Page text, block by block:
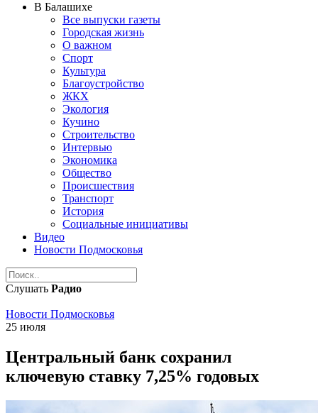
В Балашихе
Все выпуски газеты
Городская жизнь
О важном
Спорт
Культура
Благоустройство
ЖКХ
Экология
Кучино
Строительство
Интервью
Экономика
Общество
Происшествия
Транспорт
История
Социальные инициативы
Видео
Новости Подмосковья
Слушать Радио
Новости Подмосковья
25 июля
Центральный банк сохранил
ключевую ставку 7,25% годовых